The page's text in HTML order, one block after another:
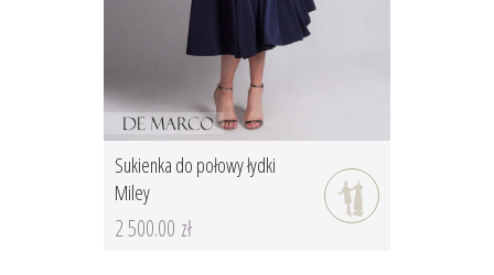
Sukienka do połowy łydki
Miley
2 500.00 zł